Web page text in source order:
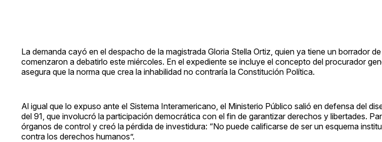
La demanda cayó en el despacho de la magistrada Gloria Stella Ortiz, quien ya tiene un borrador
comenzaron a debatirlo este miércoles. En el expediente se incluye el concepto del procurador
asegura que la norma que crea la inhabilidad no contraría la Constitución Política.
Al igual que lo expuso ante el Sistema Interamericano, el Ministerio Público salió en defensa del
del 91, que involucró la participación democrática con el fin de garantizar derechos y libertades.
órganos de control y creó la pérdida de investidura: “No puede calificarse de ser un esquema
contra los derechos humanos”.